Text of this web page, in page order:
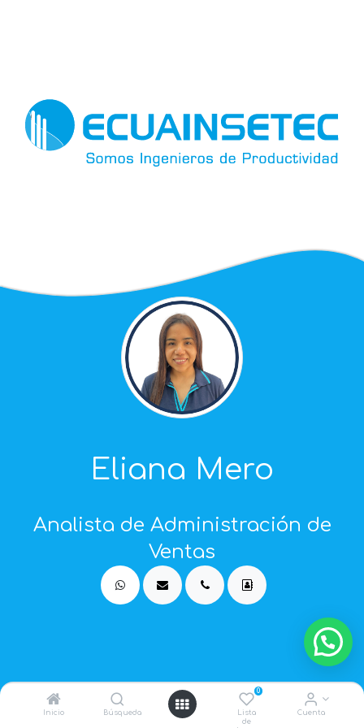
Inicio Búsqueda
0
Lista
de
Cuenta
Eliana Mero
Analista de Administración de
Ventas
Trabajamos para mejorar la